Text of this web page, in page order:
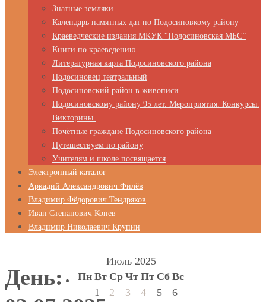
Знатные земляки
Календарь памятных дат по Подосиновкому району
Краеведческие издания МКУК “Подосиновская МБС”
Книги по краеведению
Литературная карта Подосиновского района
Подосиновец театральный
Подосиновский район в живописи
Подосиновскому району 95 лет. Мероприятия. Конкурсы.
Викторины.
Почётные граждане Подосиновского района
Путешествуем по району
Учителям и школе посвящается
Электронный каталог
Аркадий Александрович Филёв
Владимир Фёдорович Тендряков
Иван Степанович Конев
Владимир Николаевич Крупин
День:
Июль 2025
Пн Вт Ср Чт Пт Сб Вс
1
2 3 4 5
6